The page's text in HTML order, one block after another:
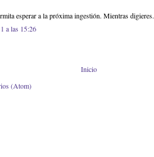
esperar a la próxima ingestión. Mientras digieres.
a las 15:26
Inicio
(Atom)